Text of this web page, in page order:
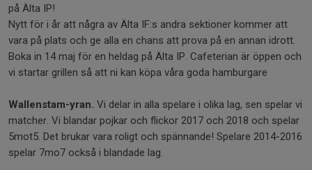
på Älta IP!
Nytt för i år att några av Älta IF:s andra sektioner kommer att
vara på plats och ge alla en chans att prova på en annan idrott.
Boka in 14 maj för en heldag på Älta IP. Cafeterian är öppen och
vi startar grillen så att ni kan köpa våra goda hamburgare
Wallenstam-yran. Vi delar in alla spelare i olika lag, sen spelar vi
matcher. Vi blandar pojkar och flickor 2017 och 2018 och spelar
5mot5. Det brukar vara roligt och spännande! Spelare 2014-2016
spelar 7mo7 också i blandade lag.